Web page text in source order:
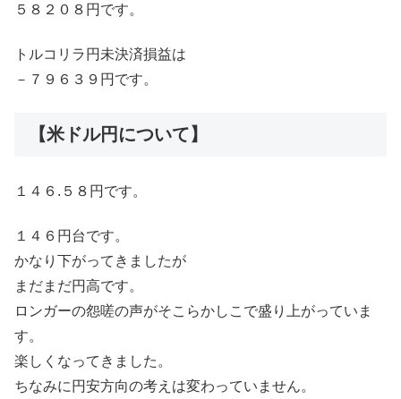
５８２０８円です。
トルコリラ円未決済損益は
－７９６３９円です。
【米ドル円について】
１４６.５８円です。
１４６円台です。
かなり下がってきましたが
まだまだ円高です。
ロンガーの怨嗟の声がそこらかしこで盛り上がっていま
す。
楽しくなってきました。
ちなみに円安方向の考えは変わっていません。